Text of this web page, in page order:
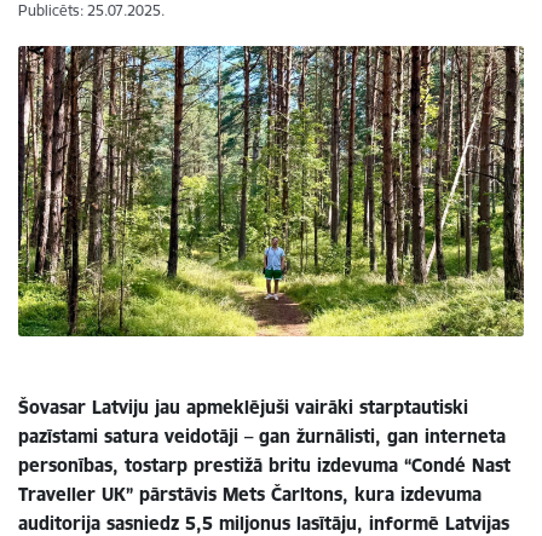
Publicēts: 25.07.2025.
Šovasar Latviju jau apmeklējuši vairāki starptautiski
pazīstami satura veidotāji – gan žurnālisti, gan interneta
personības, tostarp prestižā britu izdevuma “Condé Nast
Traveller UK” pārstāvis Mets Čarltons, kura izdevuma
auditorija sasniedz 5,5 miljonus lasītāju, informē Latvijas